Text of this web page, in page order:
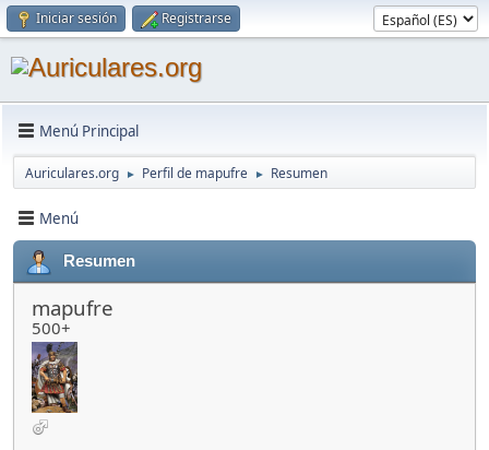
Iniciar sesión Registrarse
Menú Principal
Auriculares.org ► Perfil de mapufre ► Resumen
Menú
Resumen
mapufre
500+